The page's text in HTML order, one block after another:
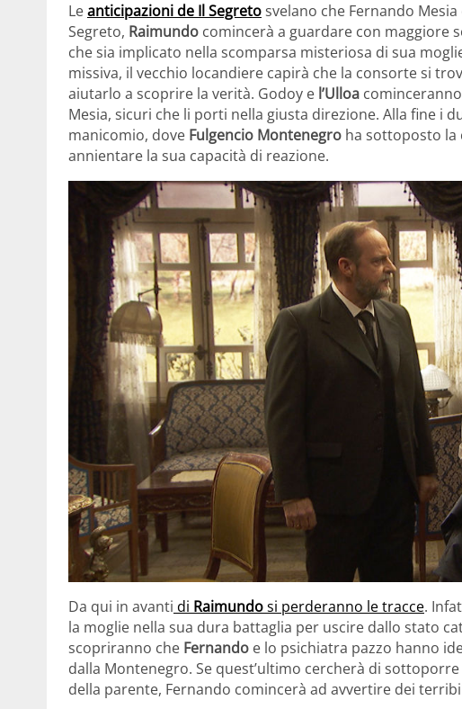
Leanticipazioni de Il Segretosvelano che Fernando
Segreto, Raimundo comincerà a guardare con maggiore
che sia implicato nella scomparsa misteriosa di sua
missiva, il vecchio locandiere capirà che la consorte si
aiutarlo a scoprire la verità. Godoy e l’Ulloa
Mesia, sicuri che li porti nella giusta direzione. Alla fine i
manicomio, dove Fulgencio Montenegro ha sottoposto la
annientare la sua capacità di reazione.
Da qui in avanti di Raimundosi perderanno le tracce.
la moglie nella sua dura battaglia per uscire dallo stato
scopriranno che Fernando e lo psichiatra pazzo hanno
dalla Montenegro. Se quest’ultimo cercherà di
della parente, Fernando comincerà ad avvertire dei